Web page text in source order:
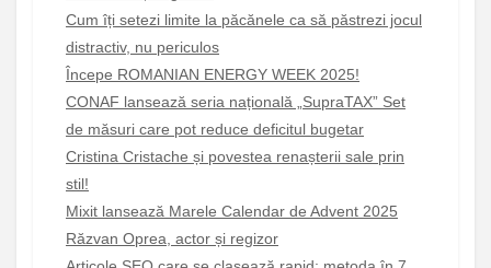
Cum îți setezi limite la păcănele ca să păstrezi jocul
distractiv, nu periculos
Începe ROMANIAN ENERGY WEEK 2025!
CONAF lansează seria națională „SupraTAX” Set
de măsuri care pot reduce deficitul bugetar
Cristina Cristache și povestea renașterii sale prin
stil!
Mixit lansează Marele Calendar de Advent 2025
Răzvan Oprea, actor și regizor